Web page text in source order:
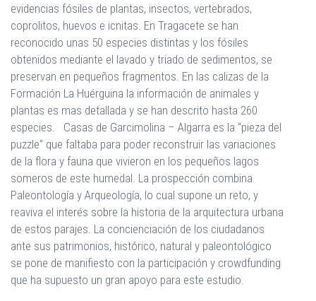
evidencias fósiles de plantas, insectos, vertebrados,
coprolitos, huevos e icnitas. En Tragacete se han
reconocido unas 50 especies distintas y los fósiles
obtenidos mediante el lavado y triado de sedimentos, se
preservan en pequeños fragmentos. En las calizas de la
Formación La Huérguina la información de animales y
plantas es mas detallada y se han descrito hasta 260
especies. Casas de Garcimolina – Algarra es la “pieza del
puzzle” que faltaba para poder reconstruir las variaciones
de la flora y fauna que vivieron en los pequeños lagos
someros de este humedal. La prospección combina
Paleontología y Arqueología, lo cual supone un reto, y
reaviva el interés sobre la historia de la arquitectura urbana
de estos parajes. La concienciación de los ciudadanos
ante sus patrimonios, histórico, natural y paleontológico
se pone de manifiesto con la participación y crowdfunding
que ha supuesto un gran apoyo para este estudio.